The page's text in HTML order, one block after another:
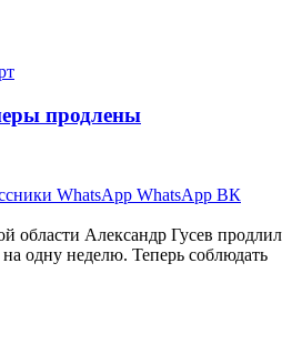
продлены
WhatsApp WhatsApp ВК
области Александр Гусев продлил
одну неделю. Теперь соблюдать